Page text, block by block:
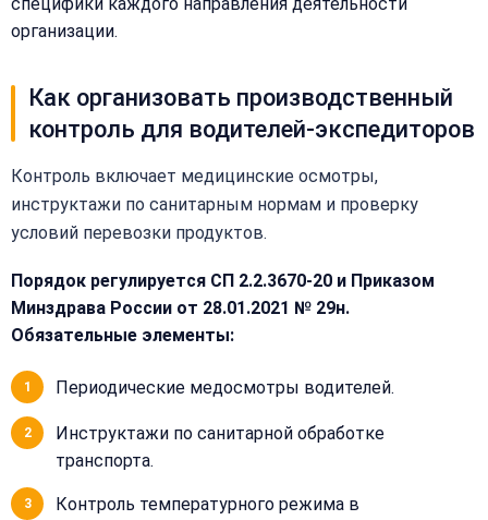
меню
организации.
Как организовать производственный
контроль для водителей-экспедиторов
Контроль включает медицинские осмотры,
инструктажи по санитарным нормам и проверку
условий перевозки продуктов.
Порядок регулируется СП 2.2.3670-20 и Приказом
Минздрава России от 28.01.2021 № 29н.
Обязательные элементы:
Периодические медосмотры водителей.
Инструктажи по санитарной обработке
транспорта.
Контроль температурного режима в
Написать
нам
Email:
Сообщение:
Бесплатная
консультация
Оставьте
имя
телефон
перезвоним
и
рассчитаем
Телефон: